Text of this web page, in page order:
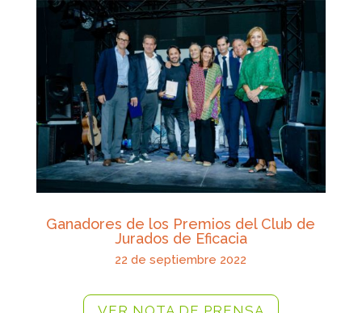
Ganadores de los Premios del Club de
Jurados de Eficacia
22 de septiembre 2022